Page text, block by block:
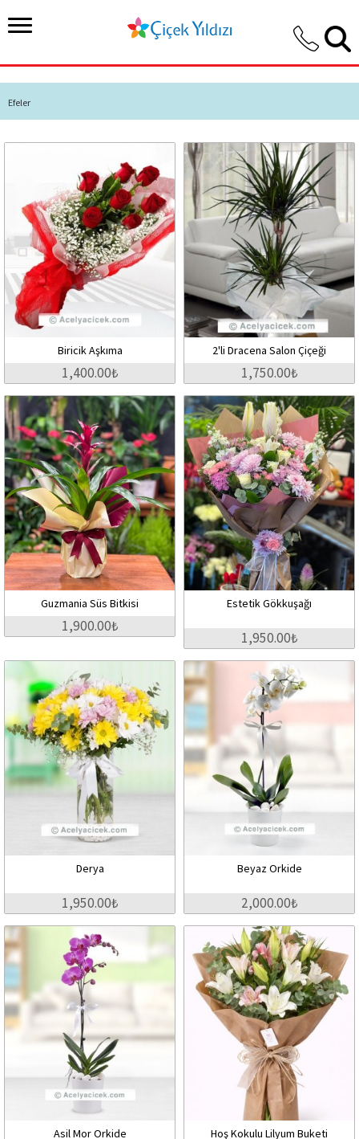
Efeler
Biricik Aşkıma
1,400.00₺
2'li Dracena Salon Çiçeği
1,750.00₺
Guzmania Süs Bitkisi
1,900.00₺
Estetik Gökkuşağı
1,950.00₺
Derya
1,950.00₺
Beyaz Orkide
2,000.00₺
Asil Mor Orkide Hoş Kokulu Lilyum Buketi